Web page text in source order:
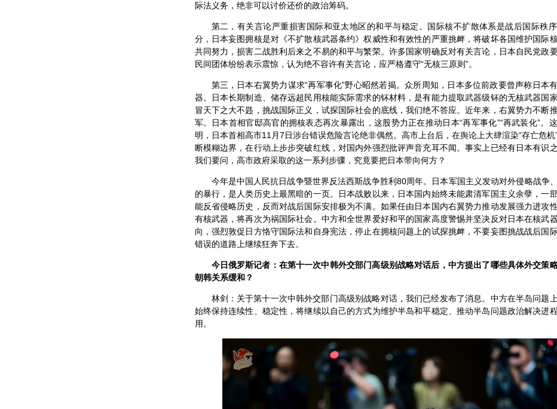
际法义务，绝非可以讨价还价的政治筹码。
第二，有关言论严重损害国际和亚太地区的和平与稳定。国际核不扩散体系是战后国际秩
分，日本妄图拥核是对《不扩散核武器条约》权威性和有效性的严重挑衅，将破坏各国维护国际
共同努力，损害二战胜利后来之不易的和平与繁荣。许多国家明确反对有关言论，日本自民党政
民间团体纷纷表示震惊，认为绝不容许有关言论，应严格遵守“无核三原则”。
第三，日本右翼势力谋求“再军事化”野心昭然若揭。众所周知，日本多位前政要曾声称日本
器。日本长期制造、储存远超民用核能实际需求的钚材料，是有能力提取武器级钚的无核武器国
冒天下之大不韪，挑战国际正义，试探国际社会的底线，我们绝不答应。近年来，右翼势力不断
军。日本首相官邸高官的拥核表态再次暴露出，这股势力正在推动日本“再军事化”“再武装化”。
明，日本首相高市11月7日涉台错误危险言论绝非偶然。高市上台后，在舆论上大肆渲染“存亡危机
断模糊边界，在行动上步步突破红线，对国内外强烈批评声音充耳不闻。事实上已经有日本有识之
我们要问，高市政府采取的这一系列步骤，究竟要把日本带向何方？
今年是中国人民抗日战争暨世界反法西斯战争胜利80周年。日本军国主义发动对外侵略战争
的暴行，是人类历史上最黑暗的一页。日本战败以来，日本国内始终未能肃清军国主义余孽，一
能反省侵略历史，反而对战后国际安排极为不满。如果任由日本国内右翼势力推动发展强力进攻
有核武器，将再次为祸国际社会。中方和全世界爱好和平的国家高度警惕并坚决反对日本在核武
向，强烈敦促日方恪守国际法和自身宪法，停止在拥核问题上的试探挑衅，不要妄图挑战战后国
错误的道路上继续狂奔下去。
今日俄罗斯记者：在第十一次中韩外交部门高级别战略对话后，中方提出了哪些具体外交策
朝韩关系缓和？
林剑：关于第十一次中韩外交部门高级别战略对话，我们已经发布了消息。中方在半岛问题
始终保持连续性、稳定性，将继续以自己的方式为维护半岛和平稳定、推动半岛问题政治解决进
用。